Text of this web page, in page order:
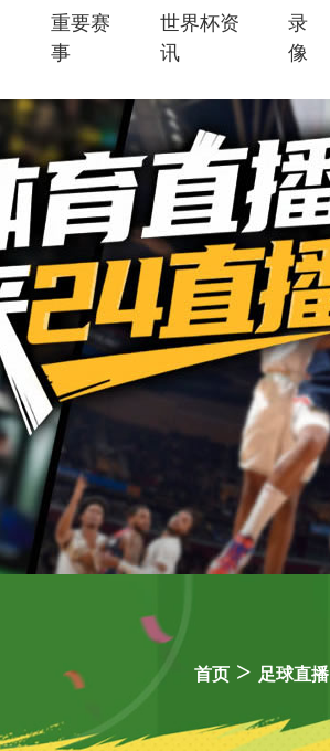
重要赛
事
世界杯资
讯
录
像
首页 > 足球直播